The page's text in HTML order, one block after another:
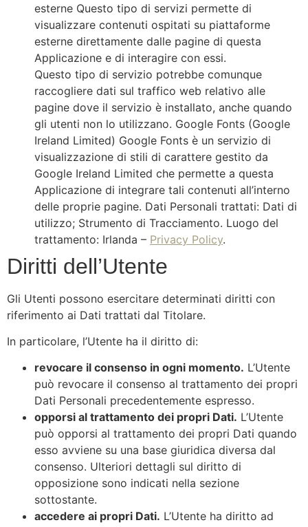
esterne Questo tipo di servizi permette di
visualizzare contenuti ospitati su piattaforme
esterne direttamente dalle pagine di questa
Applicazione e di interagire con essi.
Questo tipo di servizio potrebbe comunque
raccogliere dati sul traffico web relativo alle
pagine dove il servizio è installato, anche quando
gli utenti non lo utilizzano. Google Fonts (Google
Ireland Limited) Google Fonts è un servizio di
visualizzazione di stili di carattere gestito da
Google Ireland Limited che permette a questa
Applicazione di integrare tali contenuti all’interno
delle proprie pagine. Dati Personali trattati: Dati di
utilizzo; Strumento di Tracciamento. Luogo del
trattamento: Irlanda – Privacy Policy.
Diritti dell’Utente
Gli Utenti possono esercitare determinati diritti con
riferimento ai Dati trattati dal Titolare.
In particolare, l’Utente ha il diritto di:
revocare il consenso in ogni momento. L’Utente
può revocare il consenso al trattamento dei propri
Dati Personali precedentemente espresso.
opporsi al trattamento dei propri Dati. L’Utente
può opporsi al trattamento dei propri Dati quando
esso avviene su una base giuridica diversa dal
consenso. Ulteriori dettagli sul diritto di
opposizione sono indicati nella sezione
sottostante.
accedere ai propri Dati. L’Utente ha diritto ad